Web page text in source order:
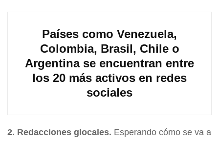
Países como Venezuela,
Colombia, Brasil, Chile o
Argentina se encuentran entre
los 20 más activos en redes
sociales
2. Redacciones glocales. Esperando cómo se va a